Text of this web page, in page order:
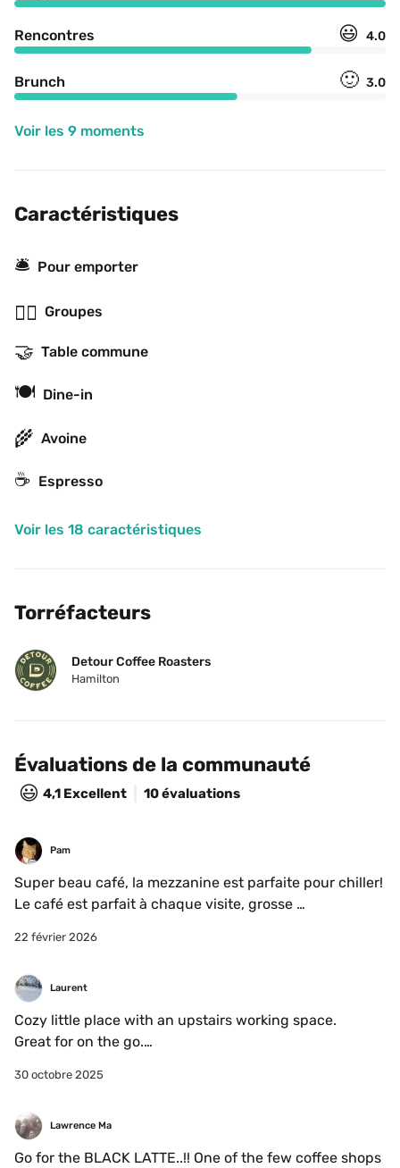
Rencontres 😃 4.0
Brunch 🙂 3.0
Voir les 9 moments
Caractéristiques
🛎 Pour emporter
👯‍♂️ Groupes
🤝 Table commune
🍽 Dine-in
🌾 Avoine
☕ Espresso
Voir les 18 caractéristiques
Torréfacteurs
Detour Coffee Roasters
Hamilton
Évaluations de la communauté
😃 4,1 Excellent 10 évaluations
Pam
Super beau café, la mezzanine est parfaite pour chiller!
Le café est parfait à chaque visite, grosse
22 février 2026
Laurent
Cozy little place with an upstairs working space.
Great for on the go.
Service is excellent nonetheless.
30 octobre 2025
Lawrence Ma
Go for the BLACK LATTE..!! One of the few coffee shops